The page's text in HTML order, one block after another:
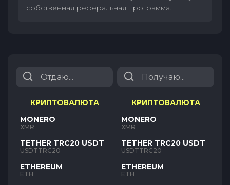
собственная реферальная программа.
КРИПТОВАЛЮТА
MONERO
XMR
TETHER TRC20 USDT
USDTTRC20
ETHEREUM
ETH
КРИПТОВАЛЮТА
MONERO
XMR
TETHER TRC20 USDT
USDTTRC20
ETHEREUM
ETH